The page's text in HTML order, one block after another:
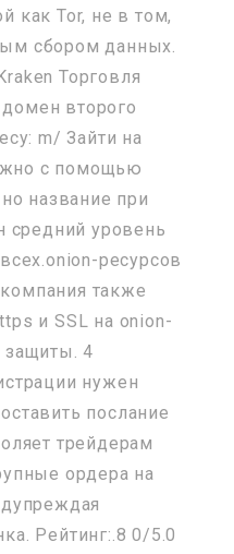
как Tor, не в том,
сбором данных.
Торговля
второго
m/ Зайти на
с помощью
название при
средний уровень
ресурсов
также
и SSL на onion-
защиты. 4
нужен
послание
трейдерам
ордера на
Рейтинг:.8 0/5.0